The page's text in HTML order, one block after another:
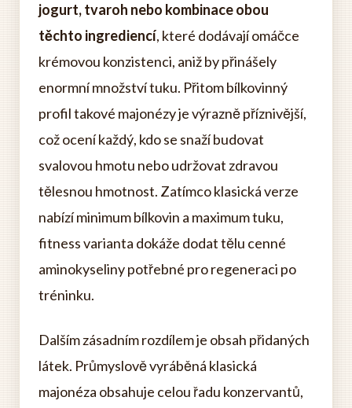
jogurt, tvaroh nebo kombinace obou
těchto ingrediencí, které dodávají omáčce
krémovou konzistenci, aniž by přinášely
enormní množství tuku. Přitom bílkovinný
profil takové majonézy je výrazně příznivější,
což ocení každý, kdo se snaží budovat
svalovou hmotu nebo udržovat zdravou
tělesnou hmotnost. Zatímco klasická verze
nabízí minimum bílkovin a maximum tuku,
fitness varianta dokáže dodat tělu cenné
aminokyseliny potřebné pro regeneraci po
tréninku.
Dalším zásadním rozdílem je obsah přidaných
látek. Průmyslově vyráběná klasická
majonéza obsahuje celou řadu konzervantů,